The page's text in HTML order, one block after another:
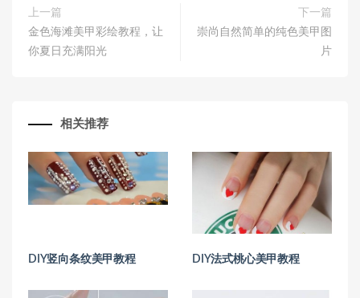
上一篇
金色海滩美甲彩绘教程，让
你夏日充满阳光
下一篇
崇尚自然简单的纯色美甲图
片
相关推荐
DIY竖向条纹美甲教程 DIY法式桃心美甲教程